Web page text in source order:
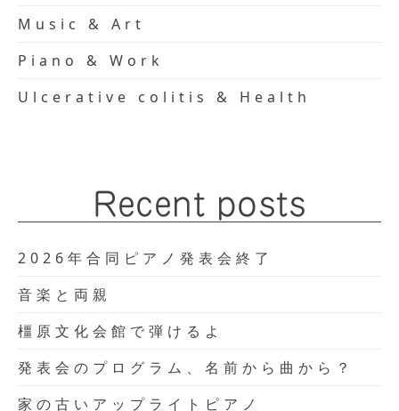
Music & Art
Piano & Work
Ulcerative colitis & Health
Recent posts
2026年合同ピアノ発表会終了
音楽と両親
橿原文化会館で弾けるよ
発表会のプログラム、名前から曲から？
家の古いアップライトピアノ